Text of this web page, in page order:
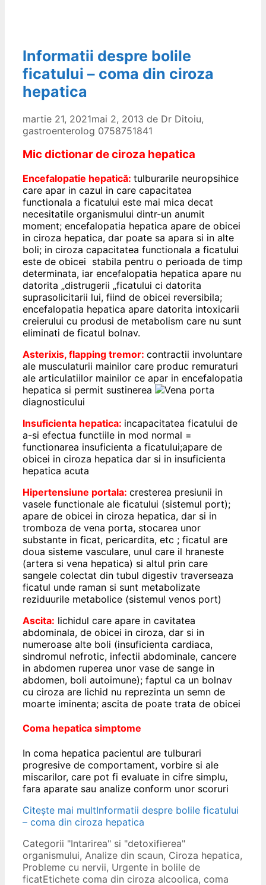
Informatii despre bolile
ficatului – coma din ciroza
hepatica
martie 21, 2021mai 2, 2013 de Dr Ditoiu,
gastroenterolog 0758751841
Mic dictionar de ciroza hepatica
Encefalopatie hepatică: tulburarile neuropsihice
care apar in cazul in care capacitatea
functionala a ficatului este mai mica decat
necesitatile organismului dintr-un anumit
moment; encefalopatia hepatica apare de obicei
in ciroza hepatica, dar poate sa apara si in alte
boli; in ciroza capacitatea functionala a ficatului
este de obicei stabila pentru o perioada de timp
determinata, iar encefalopatia hepatica apare nu
datorita „distrugerii „ficatului ci datorita
suprasolicitarii lui, fiind de obicei reversibila;
encefalopatia hepatica apare datorita intoxicarii
creierului cu produsi de metabolism care nu sunt
eliminati de ficatul bolnav.
Asterixis, flapping tremor: contractii involuntare
ale musculaturii mainilor care produc remuraturi
ale articulatiilor mainilor ce apar in encefalopatia
hepatica si permit sustinerea
diagnosticului
Insuficienta hepatica: incapacitatea ficatului de
a-si efectua functiile in mod normal =
functionarea insuficienta a ficatului;apare de
obicei in ciroza hepatica dar si in insuficienta
hepatica acuta
Hipertensiune portala: cresterea presiunii in
vasele functionale ale ficatului (sistemul port);
apare de obicei in ciroza hepatica, dar si in
tromboza de vena porta, stocarea unor
substante in ficat, pericardita, etc ; ficatul are
doua sisteme vasculare, unul care il hraneste
(artera si vena hepatica) si altul prin care
sangele colectat din tubul digestiv traverseaza
ficatul unde raman si sunt metabolizate
reziduurile metabolice (sistemul venos port)
Ascita: lichidul care apare in cavitatea
abdominala, de obicei in ciroza, dar si in
numeroase alte boli (insuficienta cardiaca,
sindromul nefrotic, infectii abdominale, cancere
in abdomen ruperea unor vase de sange in
abdomen, boli autoimune); faptul ca un bolnav
cu ciroza are lichid nu reprezinta un semn de
moarte iminenta; ascita de poate trata de obicei
Coma hepatica simptome
In coma hepatica pacientul are tulburari
progresive de comportament, vorbire si ale
miscarilor, care pot fi evaluate in cifre simplu,
fara aparate sau analize conform unor scoruri
Citește mai multInformatii despre bolile ficatului
– coma din ciroza hepatica
Categorii "Intarirea" si "detoxifierea"
organismului, Analize din scaun, Ciroza hepatica,
Probleme cu nervii, Urgente in bolile de
ficatEtichete coma din ciroza alcoolica, coma